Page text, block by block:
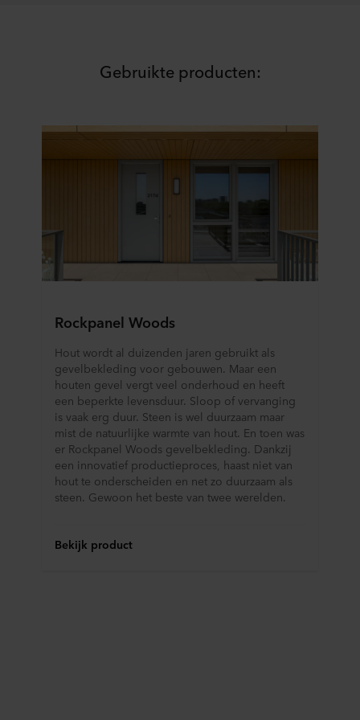
Gebruikte producten:
Rockpanel Woods
Hout wordt al duizenden jaren gebruikt als
gevelbekleding voor gebouwen. Maar een
houten gevel vergt veel onderhoud en heeft
een beperkte levensduur. Sloop of vervanging
is vaak erg duur. Steen is wel duurzaam maar
mist de natuurlijke warmte van hout. En toen was
er Rockpanel Woods gevelbekleding. Dankzij
een innovatief productieproces, haast niet van
hout te onderscheiden en net zo duurzaam als
steen. Gewoon het beste van twee werelden.
Bekijk product